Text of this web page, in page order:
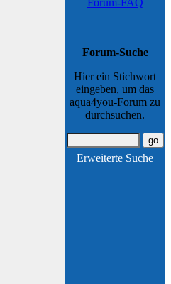
Forum-FAQ
Forum-Suche
Hier ein Stichwort
eingeben, um das
aqua4you-Forum zu
durchsuchen.
Erweiterte Suche